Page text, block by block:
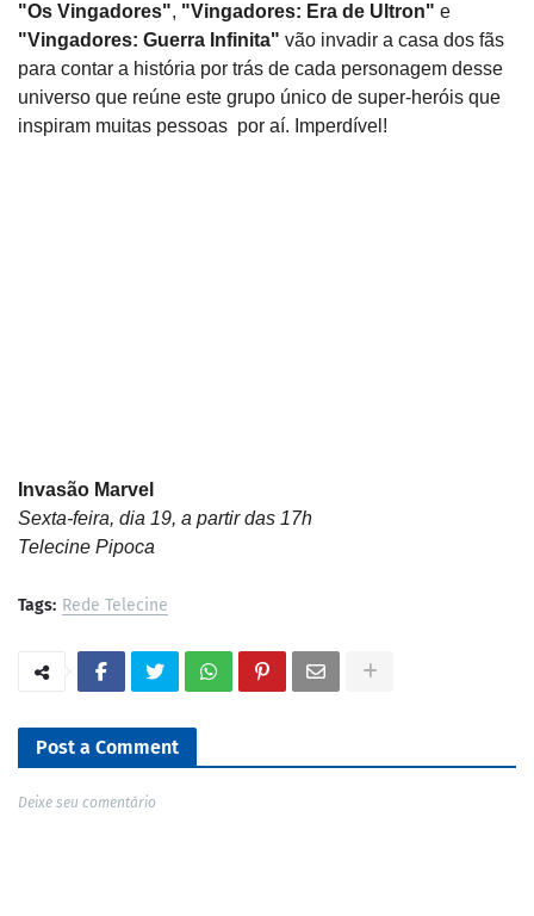
"Os Vingadores", "Vingadores: Era de Ultron" e
"Vingadores: Guerra Infinita" vão invadir a casa dos fãs
para contar a história por trás de cada personagem desse
universo que reúne este grupo único de super-heróis que
inspiram muitas pessoas por aí. Imperdível!
Invasão Marvel
Sexta-feira, dia 19, a partir das 17h
Telecine Pipoca
Tags: Rede Telecine
Post a Comment
Deixe seu comentário